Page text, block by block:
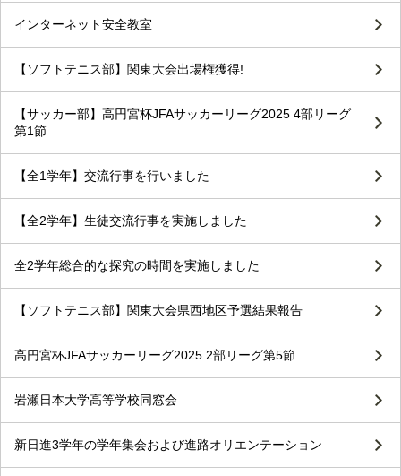
インターネット安全教室
【ソフトテニス部】関東大会出場権獲得!
【サッカー部】高円宮杯JFAサッカーリーグ2025 4部リーグ
第1節
【全1学年】交流行事を行いました
【全2学年】生徒交流行事を実施しました
全2学年総合的な探究の時間を実施しました
【ソフトテニス部】関東大会県西地区予選結果報告
高円宮杯JFAサッカーリーグ2025 2部リーグ第5節
岩瀬日本大学高等学校同窓会
新日進3学年の学年集会および進路オリエンテーション